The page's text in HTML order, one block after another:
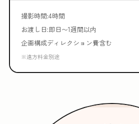
撮影時間:4時間
お渡し日:即日〜1週間以内
企画構成ディレクション費含む
※遠方料金別途